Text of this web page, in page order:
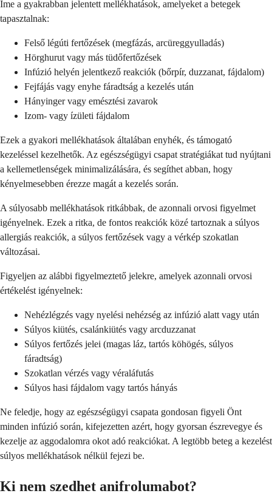
Íme a gyakrabban jelentett mellékhatások, amelyeket a betegek
tapasztalnak:
Felső légúti fertőzések (megfázás, arcüreggyulladás)
Hörghurut vagy más tüdőfertőzések
Infúzió helyén jelentkező reakciók (bőrpír, duzzanat, fájdalom)
Fejfájás vagy enyhe fáradtság a kezelés után
Hányinger vagy emésztési zavarok
Izom- vagy ízületi fájdalom
Ezek a gyakori mellékhatások általában enyhék, és támogató
kezeléssel kezelhetők. Az egészségügyi csapat stratégiákat tud nyújtani
a kellemetlenségek minimalizálására, és segíthet abban, hogy
kényelmesebben érezze magát a kezelés során.
A súlyosabb mellékhatások ritkábbak, de azonnali orvosi figyelmet
igényelnek. Ezek a ritka, de fontos reakciók közé tartoznak a súlyos
allergiás reakciók, a súlyos fertőzések vagy a vérkép szokatlan
változásai.
Figyeljen az alábbi figyelmeztető jelekre, amelyek azonnali orvosi
értékelést igényelnek:
Nehézlégzés vagy nyelési nehézség az infúzió alatt vagy után
Súlyos kiütés, csalánkiütés vagy arcduzzanat
Súlyos fertőzés jelei (magas láz, tartós köhögés, súlyos
fáradtság)
Szokatlan vérzés vagy véraláfutás
Súlyos hasi fájdalom vagy tartós hányás
Ne feledje, hogy az egészségügyi csapata gondosan figyeli Önt
minden infúzió során, kifejezetten azért, hogy gyorsan észrevegye és
kezelje az aggodalomra okot adó reakciókat. A legtöbb beteg a kezelést
súlyos mellékhatások nélkül fejezi be.
Ki nem szedhet anifrolumabot?